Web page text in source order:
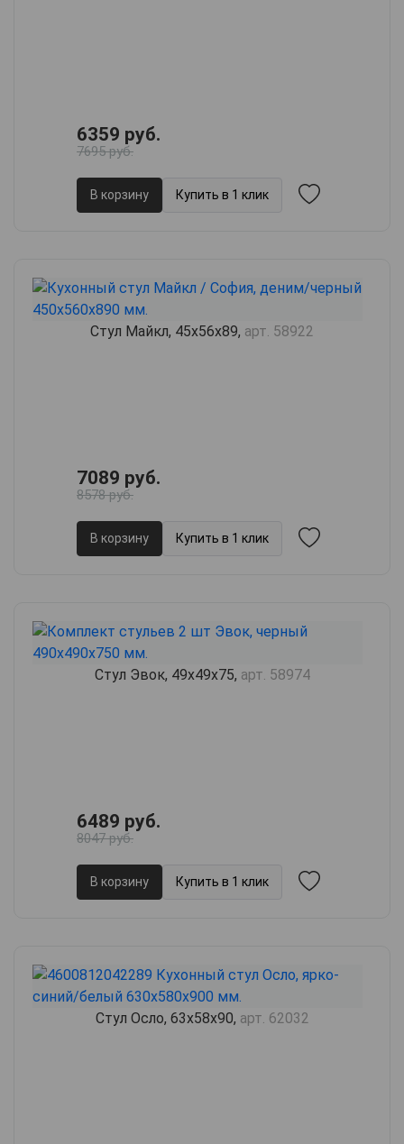
6359 руб.
7695 руб.
В корзину Купить в 1 клик
Стул Майкл, 45х56х89, арт. 58922
7089 руб.
8578 руб.
В корзину Купить в 1 клик
Стул Эвок, 49х49х75, арт. 58974
6489 руб.
8047 руб.
В корзину Купить в 1 клик
Стул Осло, 63х58х90, арт. 62032